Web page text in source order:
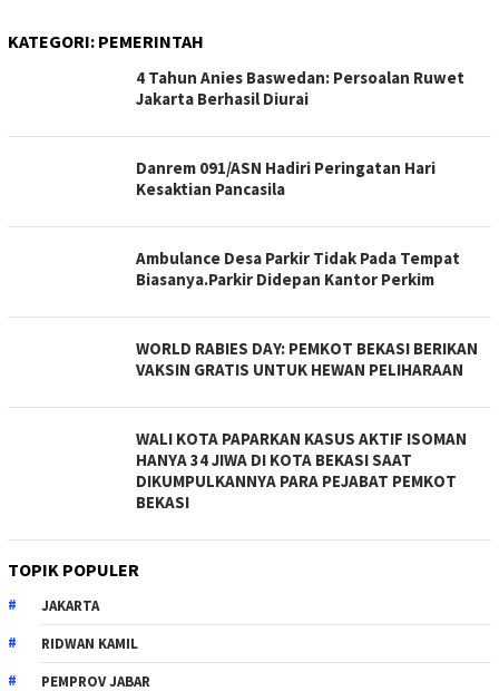
KATEGORI: PEMERINTAH
4 Tahun Anies Baswedan: Persoalan Ruwet
Jakarta Berhasil Diurai
Danrem 091/ASN Hadiri Peringatan Hari
Kesaktian Pancasila
Ambulance Desa Parkir Tidak Pada Tempat
Biasanya.Parkir Didepan Kantor Perkim
WORLD RABIES DAY: PEMKOT BEKASI BERIKAN
VAKSIN GRATIS UNTUK HEWAN PELIHARAAN
WALI KOTA PAPARKAN KASUS AKTIF ISOMAN
HANYA 34 JIWA DI KOTA BEKASI SAAT
DIKUMPULKANNYA PARA PEJABAT PEMKOT
BEKASI
TOPIK POPULER
JAKARTA
RIDWAN KAMIL
PEMPROV JABAR